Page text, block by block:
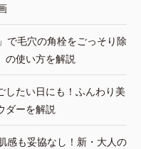
で毛穴の角栓をごっそり除
の使い方を解説
したい日にも！ふんわり美
ダーを解説
感も妥協なし！新・大人の